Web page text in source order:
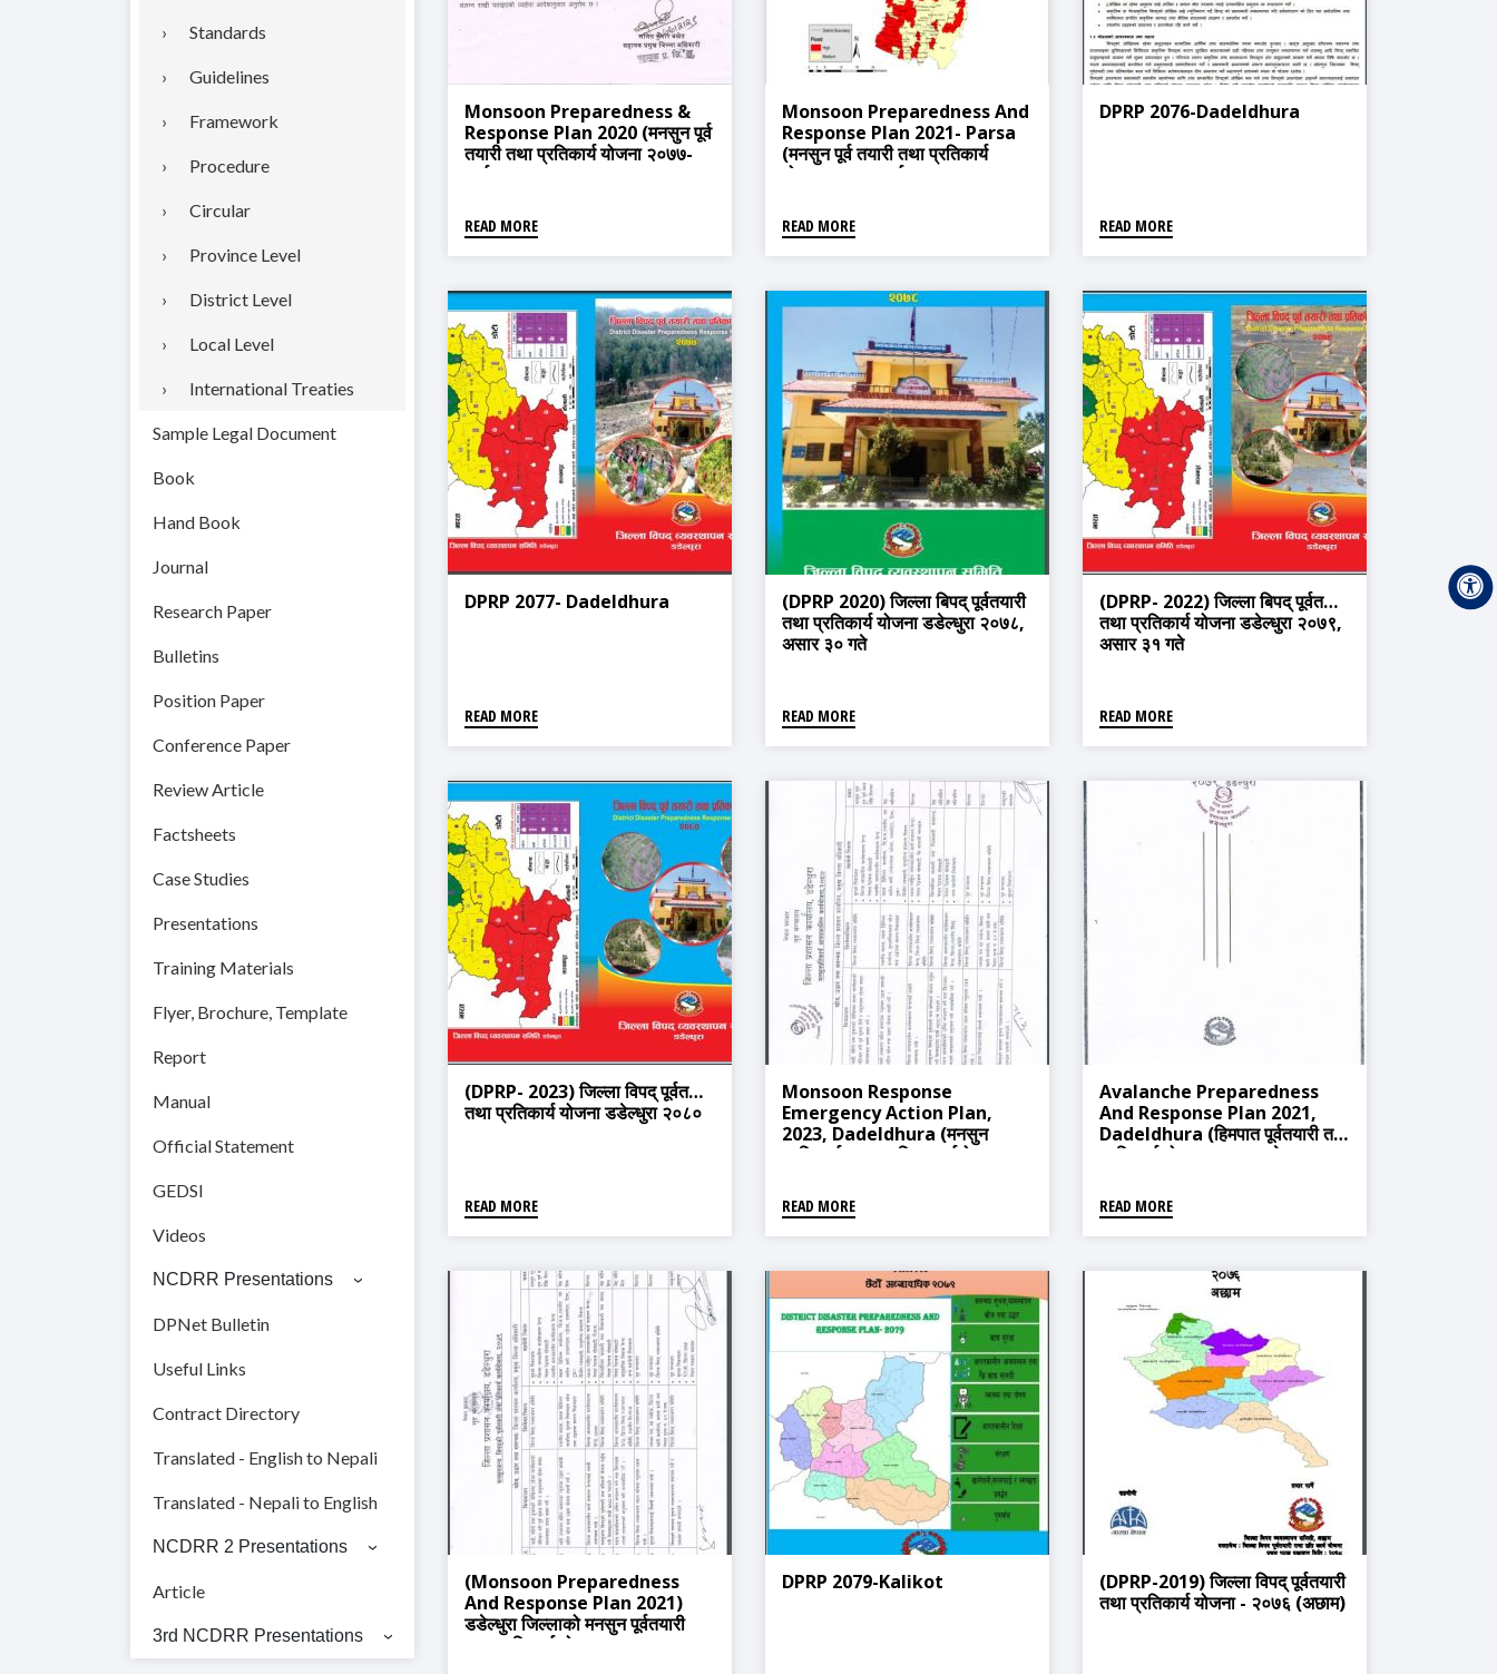
Standards
Guidelines
Framework
Procedure
Circular
Province Level
District Level
Local Level
International Treaties
Sample Legal Document
Book
Hand Book
Journal
Research Paper
Bulletins
Position Paper
Conference Paper
Review Article
Factsheets
Case Studies
Presentations
Training Materials
Flyer, Brochure, Template
Report
Manual
Official Statement
GEDSI
Videos
NCDRR Presentations
DPNet Bulletin
Useful Links
Contract Directory
Translated - English to Nepali
Translated - Nepali to English
NCDRR 2 Presentations
Article
3rd NCDRR Presentations
Monsoon Preparedness &
Response Plan 2020 (मनसुन पूर्व
तयारी तथा प्रतिकार्य योजना २०७७-
पर्सा)
READ MORE
Monsoon Preparedness And
Response Plan 2021- Parsa
(मनसुन पूर्व तयारी तथा प्रतिकार्य
योजना २०७८- पर्सा)
READ MORE
DPRP 2076-Dadeldhura
READ MORE
DPRP 2077- Dadeldhura
READ MORE
(DPRP 2020) जिल्ला बिपद् पूर्वतयारी
तथा प्रतिकार्य योजना डडेल्धुरा २०७८,
असार ३० गते
READ MORE
(DPRP- 2022) जिल्ला बिपद् पूर्वतयारी
तथा प्रतिकार्य योजना डडेल्धुरा २०७९,
असार ३१ गते
READ MORE
(DPRP- 2023) जिल्ला विपद् पूर्वतयारी
तथा प्रतिकार्य योजना डडेल्धुरा २०८०
READ MORE
Monsoon Response
Emergency Action Plan,
2023, Dadeldhura (मनसुन
प्रतिकार्य आपतकालिन कार्ययोजना,
READ MORE
Avalanche Preparedness
And Response Plan 2021,
Dadeldhura (हिमपात पूर्वतयारी तथा
प्रतिकार्य योजना २०७९, डडेल्धुरा)
READ MORE
(Monsoon Preparedness
And Response Plan 2021)
डडेल्धुरा जिल्लाको मनसुन पूर्वतयारी
तथा प्रतिकार्य योजना २०७९
DPRP 2079-Kalikot
(DPRP-2019) जिल्ला विपद् पूर्वतयारी
तथा प्रतिकार्य योजना - २०७६ (अछाम)